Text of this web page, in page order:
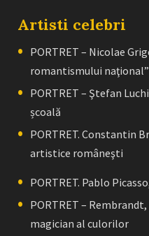
Artisti celebri
PORTRET – Nicolae
romantismului naţional”
PORTRET – Ştefan
școală
PORTRET. Constantin
artistice româneşti
PORTRET. Pablo
PORTRET –
magician al culorilor